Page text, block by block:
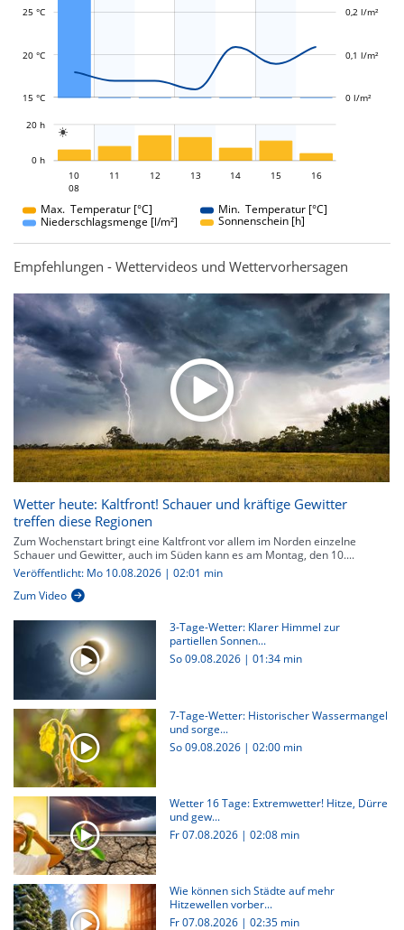
15 °C
20 °C
25 °C 0,05 l/m²
0 l/m²
0,1 l/m²
0,2 l/m²

0 h
20 h
10
10
08
11 12 13 14 15 16
Max. Temperatur [°C]
Min. Temperatur [°C]
Niederschlagsmenge [l/m²]
Sonnenschein [h]
Empfehlungen - Wettervideos und Wettervorhersagen
Wetter heute: Kaltfront! Schauer und kräftige Gewitter
treffen diese Regionen
Zum Wochenstart bringt eine Kaltfront vor allem im Norden einzelne
Schauer und Gewitter, auch im Süden kann es am Montag, den 10....
Veröffentlicht: Mo 10.08.2026 | 02:01 min
Zum Video
3-Tage-Wetter: Klarer Himmel zur
partiellen Sonnen...
So 09.08.2026 | 01:34 min
7-Tage-Wetter: Historischer Wassermangel
und sorge...
So 09.08.2026 | 02:00 min
Wetter 16 Tage: Extremwetter! Hitze, Dürre
und gew...
Fr 07.08.2026 | 02:08 min
Wie können sich Städte auf mehr
Hitzewellen vorber...
Fr 07.08.2026 | 02:35 min